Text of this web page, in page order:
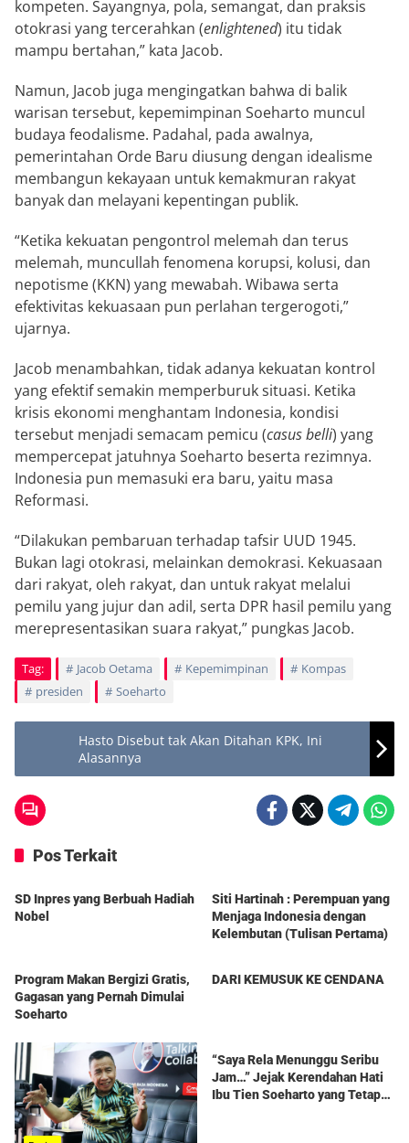
kompeten. Sayangnya, pola, semangat, dan praksis
otokrasi yang tercerahkan (enlightened) itu tidak
mampu bertahan,” kata Jacob.
Namun, Jacob juga mengingatkan bahwa di balik
warisan tersebut, kepemimpinan Soeharto muncul
budaya feodalisme. Padahal, pada awalnya,
pemerintahan Orde Baru diusung dengan idealisme
membangun kekayaan untuk kemakmuran rakyat
banyak dan melayani kepentingan publik.
“Ketika kekuatan pengontrol melemah dan terus
melemah, muncullah fenomena korupsi, kolusi, dan
nepotisme (KKN) yang mewabah. Wibawa serta
efektivitas kekuasaan pun perlahan tergerogoti,”
ujarnya.
Jacob menambahkan, tidak adanya kekuatan kontrol
yang efektif semakin memperburuk situasi. Ketika
krisis ekonomi menghantam Indonesia, kondisi
tersebut menjadi semacam pemicu (casus belli) yang
mempercepat jatuhnya Soeharto beserta rezimnya.
Indonesia pun memasuki era baru, yaitu masa
Reformasi.
“Dilakukan pembaruan terhadap tafsir UUD 1945.
Bukan lagi otokrasi, melainkan demokrasi. Kekuasaan
dari rakyat, oleh rakyat, dan untuk rakyat melalui
pemilu yang jujur dan adil, serta DPR hasil pemilu yang
merepresentasikan suara rakyat,” pungkas Jacob.
Tag: Jacob Oetama Kepemimpinan
Kompas
presiden
Soeharto
Hasto Disebut tak Akan Ditahan KPK, Ini
Alasannya
Pos Terkait
Berita
SD Inpres yang Berbuah Hadiah
Nobel
Siti Hartinah : Perempuan yang
Menjaga Indonesia dengan
Kelembutan (Tulisan Pertama)
Program Makan Bergizi Gratis,
Gagasan yang Pernah Dimulai
Soeharto
DARI KEMUSUK KE CENDANA
“Saya Rela Menunggu Seribu
Jam…” Jejak Kerendahan Hati
Ibu Tien Soeharto yang Tetap